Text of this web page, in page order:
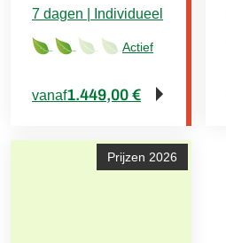
Actief
7 dagen | Individueel
vanaf1.449,00 €
Prijzen 2026